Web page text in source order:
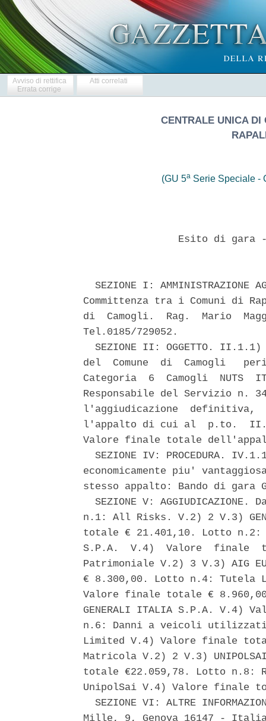
Avviso di rettifica
Errata corrige
Atti correlati
CENTRALE UNICA DI
(GU 5a Serie Speciale -
Esito di gara
SEZIONE I: AMMINISTRAZIONE
Committenza tra i Comuni di
di  Camogli.  Rag.  Mario
Tel.0185/729052.
SEZIONE II: OGGETTO.
del  Comune  di  Camogli
Categoria  6  Camogli  NUTS
Responsabile del Servizio n.
l'aggiudicazione
l'appalto di cui al  p.to.
Valore finale totale
SEZIONE IV: PROCEDURA.
economicamente piu'
stesso appalto: Bando di gara
SEZIONE V: AGGIUDICAZIONE.
n.1: All Risks. V.2) 2 V.3)
totale € 21.401,10. Lotto n.2:
S.P.A.  V.4)  Valore  finale
Patrimoniale V.2) 3 V.3) AIG
€ 8.300,00. Lotto n.4: Tutela
Valore finale totale €
GENERALI ITALIA S.P.A.
n.6: Danni a veicoli utilizzati
Limited V.4) Valore finale
Matricola V.2) 2 V.3)
totale €22.059,78. Lotto n.8:
UnipolSai V.4) Valore finale
SEZIONE VI: ALTRE
Mille, 9, Genova 16147 -